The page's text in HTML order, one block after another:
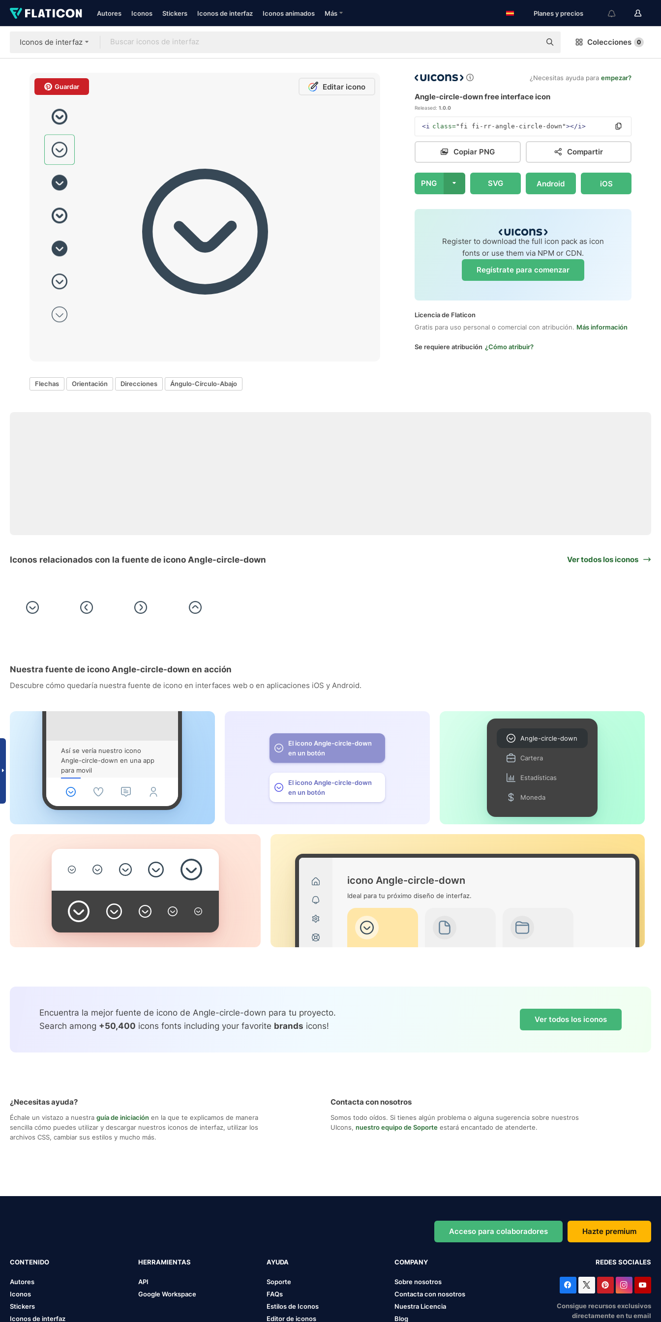
Autores Iconos Stickers Iconos de interfaz Iconos animados Más Planes y precios
Iconos de interfaz Colecciones 0
Guardar Editar icono
¿Necesitas ayuda para empezar?
Angle-circle-down free interface icon
Released: 1.0.0
<i class="fi fi-rr-angle-circle-down"></i>
Copiar PNG Compartir
PNG SVG Android iOS
Register to download the full icon pack as icon
fonts or use them via NPM or CDN.
Regístrate para comenzar
Licencia de Flaticon
Gratis para uso personal o comercial con atribución. Más información
Se requiere atribución ¿Cómo atribuir?
Flechas Orientación Direcciones Ángulo-Círculo-Abajo
Iconos relacionados con la fuente de icono Angle-circle-down Ver todos los iconos
Nuestra fuente de icono Angle-circle-down en acción
Descubre cómo quedaría nuestra fuente de icono en interfaces web o en aplicaciones iOS y Android.
Así se vería nuestro icono
Angle-circle-down en una app
para movil
El icono Angle-circle-down
en un botón
El icono Angle-circle-down
en un botón
Angle-circle-down
Cartera
Estadísticas
Moneda
icono Angle-circle-down
Ideal para tu próximo diseño de interfaz.
Encuentra la mejor fuente de icono de Angle-circle-down para tu proyecto.
Search among +50,400 icons fonts including your favorite brands icons!
Ver todos los iconos
¿Necesitas ayuda?
Échale un vistazo a nuestra guía de iniciación en la que te explicamos de manera
sencilla cómo puedes utilizar y descargar nuestros iconos de interfaz, utilizar los
archivos CSS, cambiar sus estilos y mucho más.
Contacta con nosotros
Somos todo oídos. Si tienes algún problema o alguna sugerencia sobre nuestros
UIcons, nuestro equipo de Soporte estará encantado de atenderte.
Acceso para colaboradores Hazte premium
CONTENIDO
Autores
Iconos
Stickers
Iconos de interfaz
HERRAMIENTAS
API
Google Workspace
AYUDA
Soporte
FAQs
Estilos de Iconos
Editor de iconos
COMPANY
Sobre nosotros
Contacta con nosotros
Nuestra Licencia
Blog
REDES SOCIALES
Consigue recursos exclusivos
directamente en tu email